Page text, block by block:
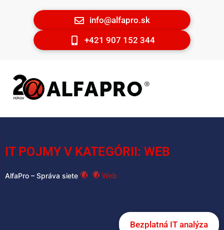
info@alfapro.sk
+421 907 152 344
IT POJMY V KATEGÓRII: WEB
AlfaPro – Správa siete Web
Bezplatná IT analýza